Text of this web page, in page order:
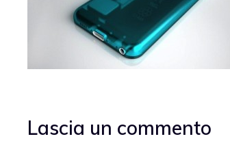
Lascia un commento